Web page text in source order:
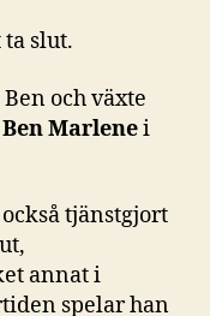
slut.
och växte
Ben Marlenei
tjänstgjort
annat i
spelar han